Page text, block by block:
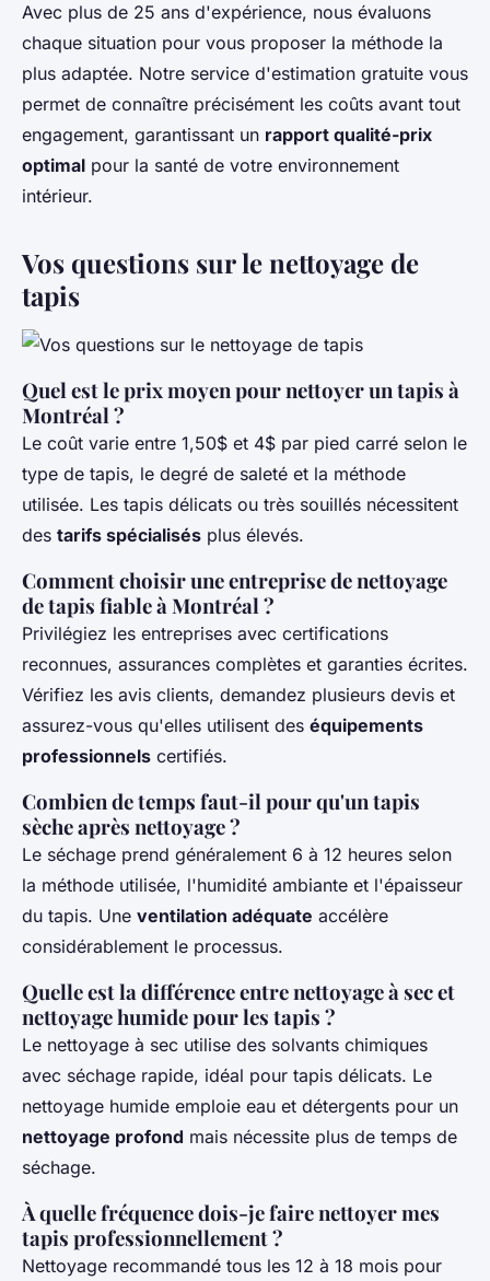
Avec plus de 25 ans d'expérience, nous évaluons
chaque situation pour vous proposer la méthode la
plus adaptée. Notre service d'estimation gratuite vous
permet de connaître précisément les coûts avant tout
engagement, garantissant un rapport qualité-prix
optimal pour la santé de votre environnement
intérieur.
Vos questions sur le nettoyage de
tapis
Quel est le prix moyen pour nettoyer un tapis à
Montréal ?
Le coût varie entre 1,50$ et 4$ par pied carré selon le
type de tapis, le degré de saleté et la méthode
utilisée. Les tapis délicats ou très souillés nécessitent
des tarifs spécialisés plus élevés.
Comment choisir une entreprise de nettoyage
de tapis fiable à Montréal ?
Privilégiez les entreprises avec certifications
reconnues, assurances complètes et garanties écrites.
Vérifiez les avis clients, demandez plusieurs devis et
assurez-vous qu'elles utilisent des équipements
professionnels certifiés.
Combien de temps faut-il pour qu'un tapis
sèche après nettoyage ?
Le séchage prend généralement 6 à 12 heures selon
la méthode utilisée, l'humidité ambiante et l'épaisseur
du tapis. Une ventilation adéquate accélère
considérablement le processus.
Quelle est la différence entre nettoyage à sec et
nettoyage humide pour les tapis ?
Le nettoyage à sec utilise des solvants chimiques
avec séchage rapide, idéal pour tapis délicats. Le
nettoyage humide emploie eau et détergents pour un
nettoyage profond mais nécessite plus de temps de
séchage.
À quelle fréquence dois-je faire nettoyer mes
tapis professionnellement ?
Nettoyage recommandé tous les 12 à 18 mois pour